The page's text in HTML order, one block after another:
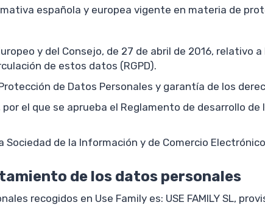
española y europea vigente en materia de
y del Consejo, de 27 de abril de 2016,
de estos datos (RGPD).
de Datos Personales y garantía de los
el que se aprueba el Reglamento de desarrollo
Sociedad de la Información y de Comercio Electrónico
de los datos personales
recogidos en Use Family es: USE FAMILY SL,